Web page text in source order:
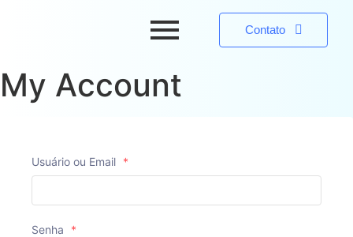
Contato
My Account
Usuário ou Email *
Senha *